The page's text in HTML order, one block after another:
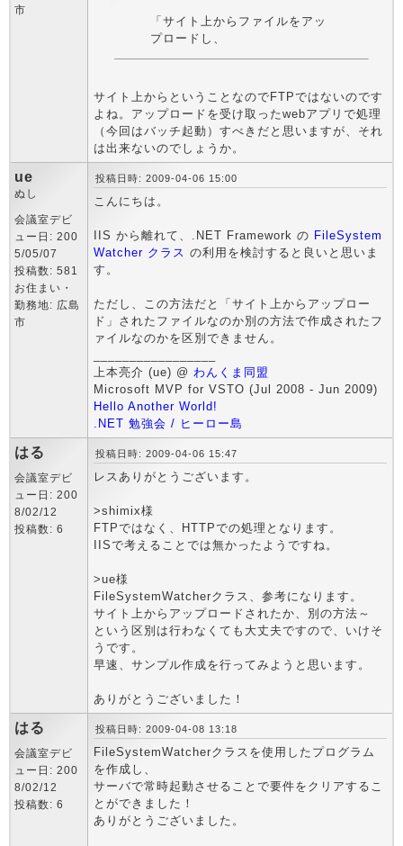
市
「サイト上からファイルをアッ
プロードし、
サイト上からということなのでFTPではないのです
よね。アップロードを受け取ったwebアプリで処理
（今回はバッチ起動）すべきだと思いますが、それ
は出来ないのでしょうか。
ue
ぬし
会議室デビ
ュー日: 200
5/05/07
投稿数: 581
お住まい・
勤務地: 広島
市
投稿日時: 2009-04-06 15:00
こんにちは。
IIS から離れて、.NET Framework の FileSystem
Watcher クラス の利用を検討すると良いと思いま
す。
ただし、この方法だと「サイト上からアップロー
ド」されたファイルなのか別の方法で作成されたフ
ァイルなのかを区別できません。
上本亮介 (ue) @ わんくま同盟
Microsoft MVP for VSTO (Jul 2008 - Jun 2009)
Hello Another World!
.NET 勉強会 / ヒーロー島
はる
会議室デビ
ュー日: 200
8/02/12
投稿数: 6
投稿日時: 2009-04-06 15:47
レスありがとうございます。
>shimix様
FTPではなく、HTTPでの処理となります。
IISで考えることでは無かったようですね。
>ue様
FileSystemWatcherクラス、参考になります。
サイト上からアップロードされたか、別の方法～
という区別は行わなくても大丈夫ですので、いけそ
うです。
早速、サンプル作成を行ってみようと思います。
ありがとうございました！
はる
会議室デビ
ュー日: 200
8/02/12
投稿数: 6
投稿日時: 2009-04-08 13:18
FileSystemWatcherクラスを使用したプログラム
を作成し、
サーバで常時起動させることで要件をクリアするこ
とができました！
ありがとうございました。